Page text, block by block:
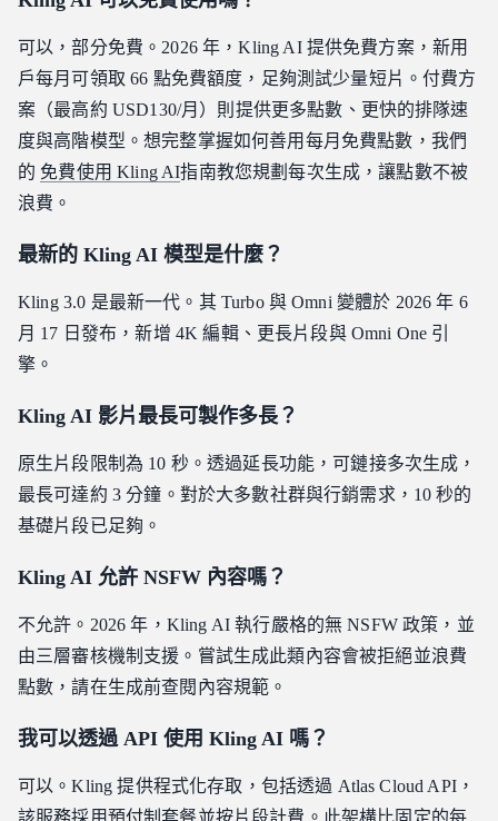
可以，部分免費。2026 年，Kling AI 提供免費方案，新用
戶每月可領取 66 點免費額度，足夠測試少量短片。付費方
案（最高約 USD130/月）則提供更多點數、更快的排隊速
度與高階模型。想完整掌握如何善用每月免費點數，我們
的 免費使用 Kling AI指南教您規劃每次生成，讓點數不被
浪費。
最新的 Kling AI 模型是什麼？
Kling 3.0 是最新一代。其 Turbo 與 Omni 變體於 2026 年 6
月 17 日發布，新增 4K 編輯、更長片段與 Omni One 引
擎。
Kling AI 影片最長可製作多長？
原生片段限制為 10 秒。透過延長功能，可鏈接多次生成，
最長可達約 3 分鐘。對於大多數社群與行銷需求，10 秒的
基礎片段已足夠。
Kling AI 允許 NSFW 內容嗎？
不允許。2026 年，Kling AI 執行嚴格的無 NSFW 政策，並
由三層審核機制支援。嘗試生成此類內容會被拒絕並浪費
點數，請在生成前查閱內容規範。
我可以透過 API 使用 Kling AI 嗎？
可以。Kling 提供程式化存取，包括透過 Atlas Cloud API，